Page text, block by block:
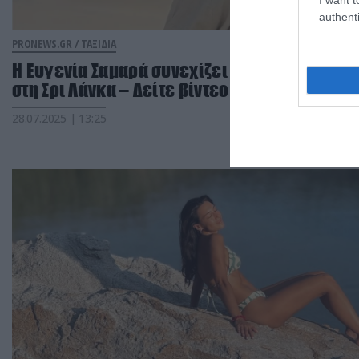
PRONEWS.GR / ΤΑΞΙΔΙΑ
Η Ευγενία Σαμαρά συνεχίζει τις διακοπές της
στη Σρι Λάνκα – Δείτε βίντεο
28.07.2025 | 13:25